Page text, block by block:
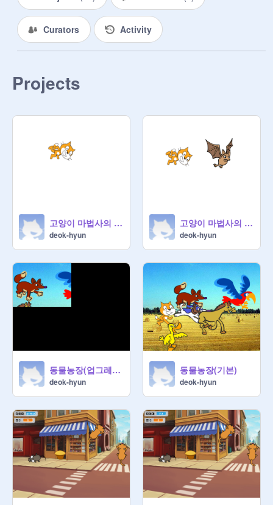
Curators Activity
Projects
고양이 마법사의 분신술(기본)
deok-hyun
고양이 마법사의 분신술(업그레이드)
deok-hyun
동물농장(업그레이드)
deok-hyun
동물농장(기본)
deok-hyun